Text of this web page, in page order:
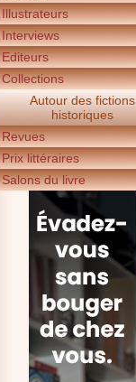
Illustrateurs
Interviews
Editeurs
Collections
Autour des fictions
historiques
Revues
Prix littéraires
Salons du livre